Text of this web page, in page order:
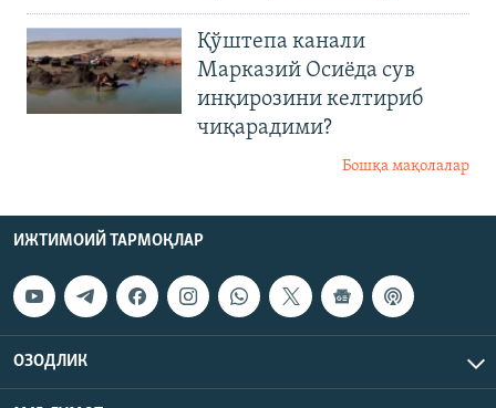
Қўштепа канали
Марказий Осиёда сув
инқирозини келтириб
чиқарадими?
Бошқа мақолалар
ИЖТИМОИЙ ТАРМОҚЛАР
ОЗОДЛИК